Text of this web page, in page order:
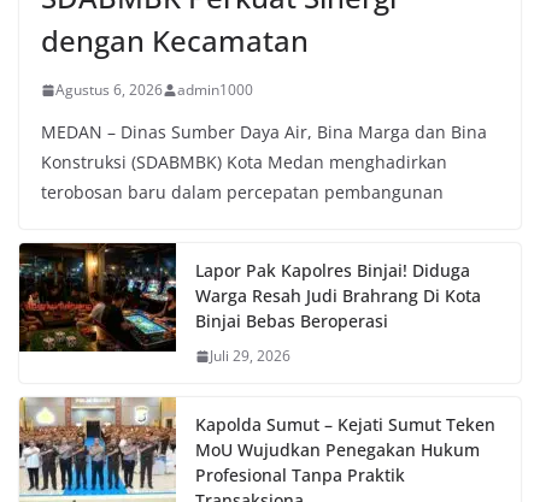
dengan Kecamatan
Agustus 6, 2026 admin1000
MEDAN – Dinas Sumber Daya Air, Bina Marga dan Bina
Konstruksi (SDABMBK) Kota Medan menghadirkan
terobosan baru dalam percepatan pembangunan
Lapor Pak Kapolres Binjai! Diduga
Warga Resah Judi Brahrang Di Kota
Binjai Bebas Beroperasi
Juli 29, 2026
Kapolda Sumut – Kejati Sumut Teken
MoU Wujudkan Penegakan Hukum
Profesional Tanpa Praktik